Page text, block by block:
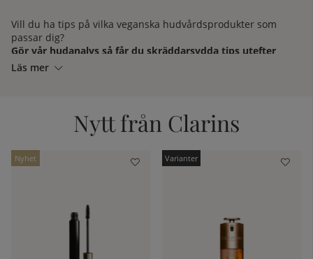
Vill du ha tips på vilka veganska hudvårdsprodukter som
passar dig?
Gör vår hudanalys så får du skräddarsydda tips utefter
din hudtyp!
Läs mer
Nytt från Clarins
Nyhet